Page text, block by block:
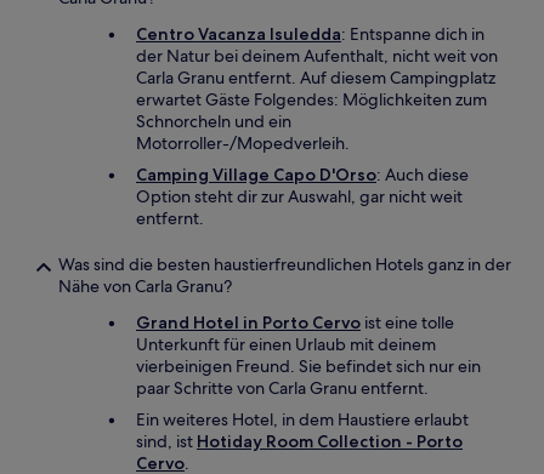
Centro Vacanza Isuledda: Entspanne dich in
der Natur bei deinem Aufenthalt, nicht weit von
Carla Granu entfernt. Auf diesem Campingplatz
erwartet Gäste Folgendes: Möglichkeiten zum
Schnorcheln und ein
Motorroller-/Mopedverleih.
Camping Village Capo D'Orso: Auch diese
Option steht dir zur Auswahl, gar nicht weit
entfernt.
Was sind die besten haustierfreundlichen Hotels ganz in der
Nähe von Carla Granu?
Grand Hotel in Porto Cervo ist eine tolle
Unterkunft für einen Urlaub mit deinem
vierbeinigen Freund. Sie befindet sich nur ein
paar Schritte von Carla Granu entfernt.
Ein weiteres Hotel, in dem Haustiere erlaubt
sind, ist Hotiday Room Collection - Porto
Cervo.